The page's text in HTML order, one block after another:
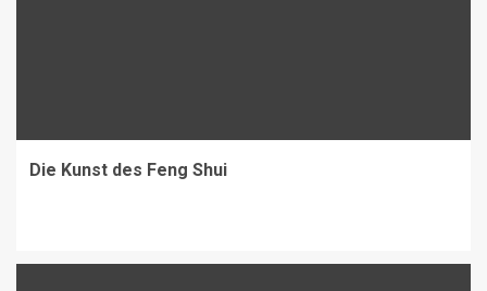
Die Kunst des Feng Shui